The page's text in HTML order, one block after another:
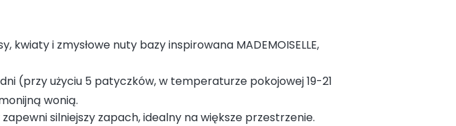
kwiaty i zmysłowe nuty bazy inspirowana MADEMOISELLE,
(przy użyciu 5 patyczków, w temperaturze pokojowej 19-21
wonią.
silniejszy zapach, idealny na większe przestrzenie.